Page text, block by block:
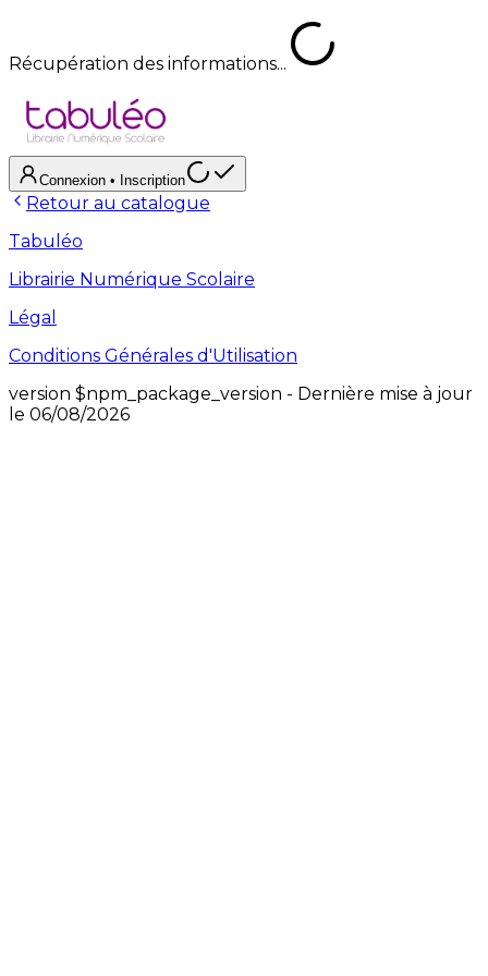
Récupération des informations...
Connexion • Inscription
Retour au catalogue
Tabuléo
Librairie Numérique Scolaire
Légal
Conditions Générales d'Utilisation
version $npm_package_version - Dernière mise à jour
le 06/08/2026